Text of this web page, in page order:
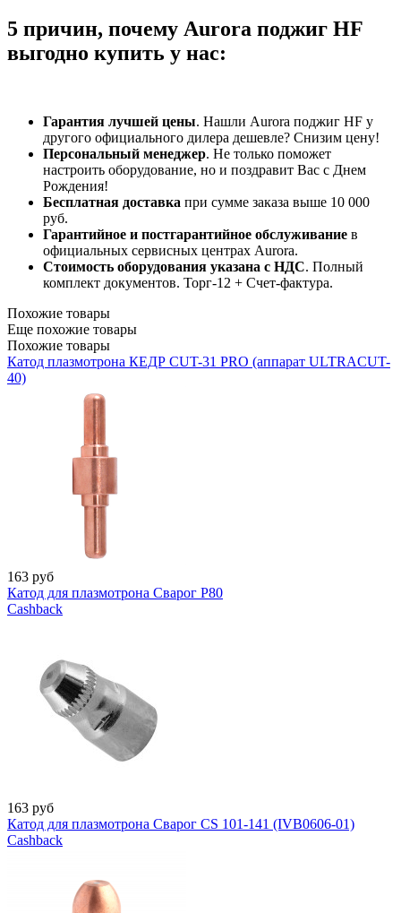
5 причин, почему Aurora поджиг HF
выгодно купить у нас:
Гарантия лучшей цены. Нашли Aurora поджиг HF у
другого официального дилера дешевле? Снизим цену!
Персональный менеджер. Не только поможет
настроить оборудование, но и поздравит Вас с Днем
Рождения!
Бесплатная доставка при сумме заказа выше 10 000
руб.
Гарантийное и постгарантийное обслуживание в
официальных сервисных центрах Aurora.
Стоимость оборудования указана с НДС. Полный
комплект документов. Торг-12 + Счет-фактура.​
Похожие товары
Еще похожие товары
Похожие товары
Катод плазмотрона КЕДР CUT-31 PRO (аппарат ULTRACUT-
40)
163 руб
Катод для плазмотрона Сварог P80
Cashback
163 руб
Катод для плазмотрона Сварог CS 101-141 (IVB0606-01)
Cashback